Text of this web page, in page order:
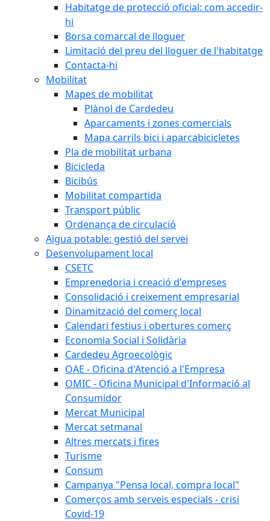
Habitatge de protecció oficial: com accedir-
hi
Borsa comarcal de lloguer
Limitació del preu del lloguer de l'habitatge
Contacta-hi
Mobilitat
Mapes de mobilitat
Plànol de Cardedeu
Aparcaments i zones comercials
Mapa carrils bici i aparcabicicletes
Pla de mobilitat urbana
Bicicleda
Bicibús
Mobilitat compartida
Transport públic
Ordenança de circulació
Aigua potable: gestió del servei
Desenvolupament local
CSETC
Emprenedoria i creació d'empreses
Consolidació i creixement empresarial
Dinamització del comerç local
Calendari festius i obertures comerç
Economia Social i Solidària
Cardedeu Agroecològic
OAE - Oficina d'Atenció a l'Empresa
OMIC - Oficina Municipal d'Informació al
Consumidor
Mercat Municipal
Mercat setmanal
Altres mercats i fires
Turisme
Consum
Campanya "Pensa local, compra local"
Comerços amb serveis especials - crisi
Covid-19